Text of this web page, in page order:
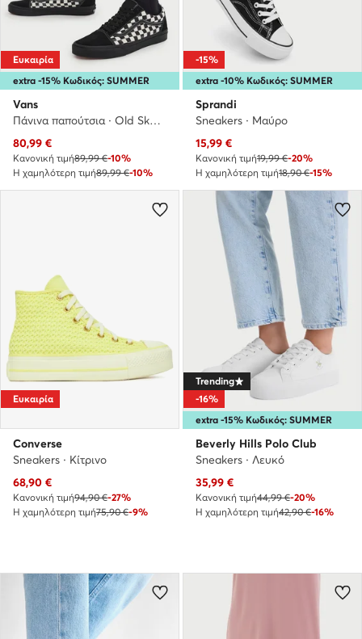
extra -15% Κωδικός: SUMMER
Ευκαιρία
Vans
Πάνινα παπούτσια · Old Skool · Μαύρο
Τρέχουσα τιμή
80,99 €
Κανονική τιμή89,99 €-10%
Η χαμηλότερη τιμή89,99 €-10%
extra -10% Κωδικός: SUMMER
-15%
Sprandi
Sneakers · Μαύρο
Τρέχουσα τιμή
15,99 €
Κανονική τιμή19,99 €-20%
Η χαμηλότερη τιμή18,90 €-15%
Ευκαιρία
Converse
Sneakers · Κίτρινο
Τρέχουσα τιμή
68,90 €
Κανονική τιμή94,90 €-27%
Η χαμηλότερη τιμή75,90 €-9%
extra -15% Κωδικός: SUMMER
Trending
-16%
Beverly Hills Polo Club
Sneakers · Λευκό
Τρέχουσα τιμή
35,99 €
Κανονική τιμή44,99 €-20%
Η χαμηλότερη τιμή42,90 €-16%